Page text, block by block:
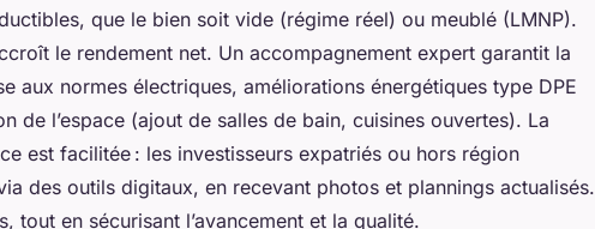
que le bien soit vide (régime réel) ou meublé (LMNP).
le rendement net. Un accompagnement expert garantit la
aux normes électriques, améliorations énergétiques type DPE
de l’espace (ajout de salles de bain, cuisines ouvertes). La
est facilitée : les investisseurs expatriés ou hors région
des outils digitaux, en recevant photos et plannings actualisés.
tout en sécurisant l’avancement et la qualité.